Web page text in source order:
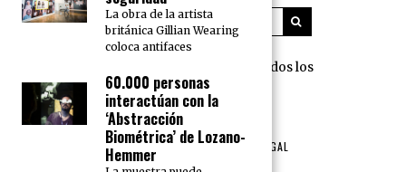
360 Grados Press © 2018 Todos los
derechos reservados.
NOSOTROS
TÉRMINOS DE USO Y AVISO LEGAL
POLÍTICA DE PRIVACIDAD
La obra de la artista
británica Gillian Wearing
coloca antifaces
60.000 personas
interactúan con la
‘Abstracción
Biométrica’ de Lozano-
Hemmer